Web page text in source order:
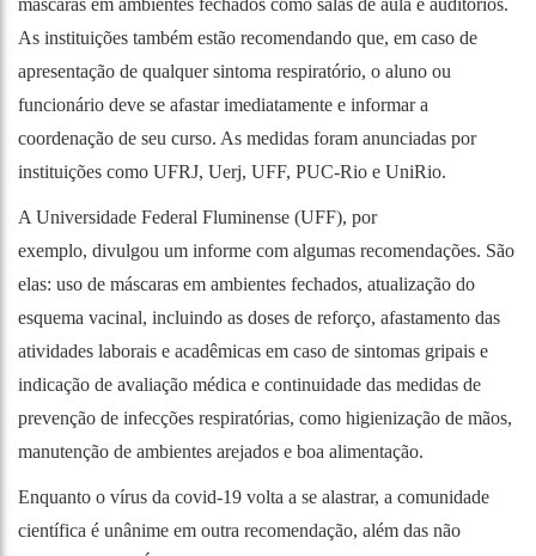
máscaras em ambientes fechados como salas de aula e auditórios.
As instituições também estão recomendando que, em caso de
apresentação de qualquer sintoma respiratório, o aluno ou
funcionário deve se afastar imediatamente e informar a
coordenação de seu curso. As medidas foram anunciadas por
instituições como UFRJ, Uerj, UFF, PUC-Rio e UniRio.
A Universidade Federal Fluminense (UFF), por
exemplo, divulgou um informe com algumas recomendações. São
elas: uso de máscaras em ambientes fechados, atualização do
esquema vacinal, incluindo as doses de reforço, afastamento das
atividades laborais e acadêmicas em caso de sintomas gripais e
indicação de avaliação médica e continuidade das medidas de
prevenção de infecções respiratórias, como higienização de mãos,
manutenção de ambientes arejados e boa alimentação.
Enquanto o vírus da covid-19 volta a se alastrar, a comunidade
científica é unânime em outra recomendação, além das não